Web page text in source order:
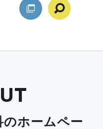
のホームペー